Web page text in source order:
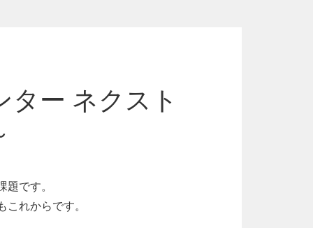
ター ネクスト
です。
れからです。